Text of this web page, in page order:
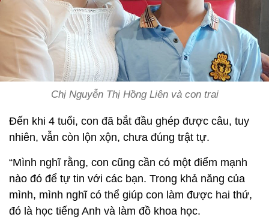
Chị Nguyễn Thị Hồng Liên và con trai
Đến khi 4 tuổi, con đã bắt đầu ghép được câu, tuy
nhiên, vẫn còn lộn xộn, chưa đúng trật tự.
“Mình nghĩ rằng, con cũng cần có một điểm mạnh
nào đó để tự tin với các bạn. Trong khả năng của
mình, mình nghĩ có thể giúp con làm được hai thứ,
đó là học tiếng Anh và làm đồ khoa học.